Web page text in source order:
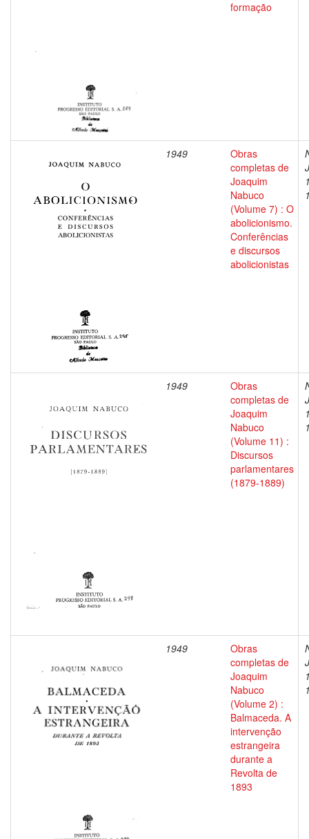
formação
1949
Obras
completas de
Joaquim
Nabuco
(Volume 7) : O
abolicionismo.
Conferências
e discursos
abolicionistas
1949
Obras
completas de
Joaquim
Nabuco
(Volume 11) :
Discursos
parlamentares
(1879-1889)
1949
Obras
completas de
Joaquim
Nabuco
(Volume 2) :
Balmaceda. A
intervenção
estrangeira
durante a
Revolta de
1893